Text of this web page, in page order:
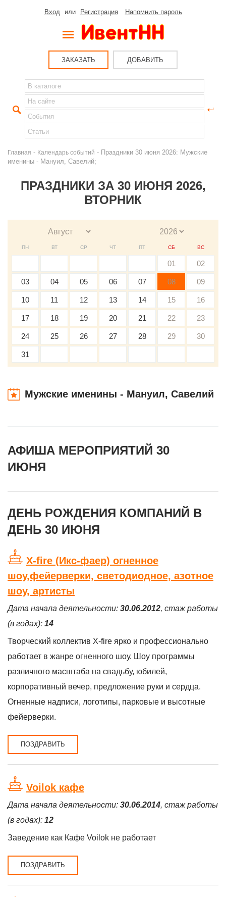
Вход или Регистрация Напомнить пароль
ЗАКАЗАТЬ ДОБАВИТЬ
Главная - Календарь событий - Праздники 30 июня 2026: Мужские
именины - Мануил, Савелий;
ПРАЗДНИКИ ЗА 30 ИЮНЯ 2026,
ВТОРНИК
ПН ВТ СР ЧТ ПТ СБ ВС
01 02
03 04 05 06 07 08 09
10 11 12 13 14 15 16
17 18 19 20 21 22 23
24 25 26 27 28 29 30
31
Мужские именины - Мануил, Савелий
АФИША МЕРОПРИЯТИЙ 30
ИЮНЯ
ДЕНЬ РОЖДЕНИЯ КОМПАНИЙ В
ДЕНЬ 30 ИЮНЯ
X-fire (Икс-фаер) огненное
шоу,фейерверки, светодиодное, азотное
шоу, артисты
Дата начала деятельности: 30.06.2012, стаж работы
(в годах): 14
Творческий коллектив X-fire ярко и профессионально
работает в жанре огненного шоу. Шоу программы
различного масштаба на свадьбу, юбилей,
корпоративный вечер, предложение руки и сердца.
Огненные надписи, логотипы, парковые и высотные
фейерверки.
ПОЗДРАВИТЬ
Voilok кафе
Дата начала деятельности: 30.06.2014, стаж работы
(в годах): 12
Заведение как Кафе Voilok не работает
ПОЗДРАВИТЬ